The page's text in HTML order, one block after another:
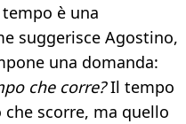
è una
suggerisce Agostino,
una domanda:
che corre?Il tempo
scorre, ma quello